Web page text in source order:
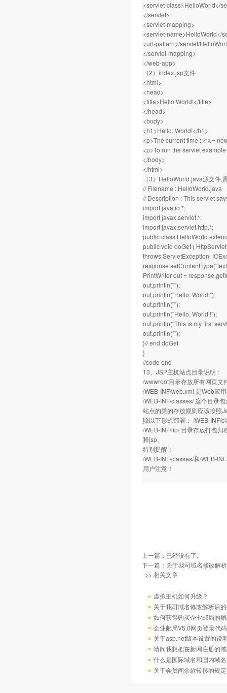
<servlet-class>HelloWorld</
</servlet>
<servlet-mapping>
<servlet-name>HelloWorld</
<url-pattern>/servlet/
</servlet-mapping>
</web-app>
（2）index.jsp文件
<html>
<head>
<title>Hello World!</title>
</head>
<body>
<h1>Hello, World!</h1>
<p>The current time : <%=
<p>To run the servlet
</body>
</html>
（3）HelloWorld.java源文件
// Filename : HelloWorld.java
// Description : This servlet
import java.io.*;
import javax.servlet.*;
import javax.servlet.http.*;
public class HelloWorld
public void doGet (
throws ServletException,
PrintWriter out =
out.println("");
out.println("Hello, World!");
out.println("");
out.println("Hello, World !");
out.println("This is my first
out.println("");
}// end doGet
}
//code end
13、JSP主机站点目录说明：
/wwwroot目录存放所有网页文
/WEB-INF/web.xml 是Web应
/WEB-INF/classes/ 这个目录
站点的类的存放规则应该按照
照以下形式部署： /WEB-INF/
/WEB-INF/lib/ 目录存放打包
释jsp。
特别提醒：
/WEB-INF/classes/和/WEB-
用户注意！
上一篇：已经没有了。
下一篇： 关于我司域名修改解
>> 相关文章
虚拟主机如何升级？
关于我司域名修改解析后
如何获得购买企业邮局的
企业邮局V5.0网页登录代码
关于asp.net版本设置的说
请问我想把在新网注册的
什么是国际域名和国内域
关于会员间余款转移的规定